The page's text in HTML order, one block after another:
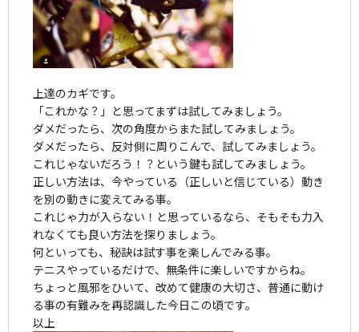
上達のカギです。
「これかな？」と思ってまずは試してみましょう。
ダメだったら、次の角度からまた試してみましょう。
ダメだったら、反対側に周りこんで、試してみましょう。
これじゃないだろう！？という鍵も試してみましょう。
正しい方法は、今やっている（正しいと信じている）動き
を別の動きに変えてみる事。
これじゃ力が入らない！と思っているなら、そもそも力入
れなくても良い方法を探りましょう。
何といっても、秘訣は試す事を楽しんでみる事。
テニスやっているだけで、無条件に楽しいですからね。
ちょっと風邪をひいて、改めて健康の大切さ、普通に動け
る事の有難みを再認識した今日この頃です。
以上